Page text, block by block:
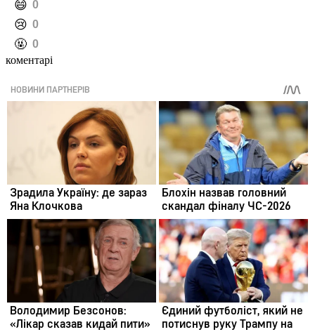
️😄 0
️😢 0
️🤬 0
коментарі